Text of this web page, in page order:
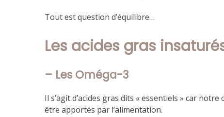
Tout est question d’équilibre…
Les acides gras
– Les Oméga-3
Il s’agit d’acides gras dits « essentiels » car
être apportés par l’alimentation.